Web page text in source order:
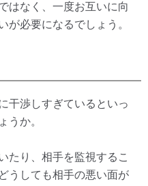
はなく、一度お互いに向
が必要になるでしょう。
干渉しすぎているといっ
うか。
たり、相手を監視するこ
うしても相手の悪い面が